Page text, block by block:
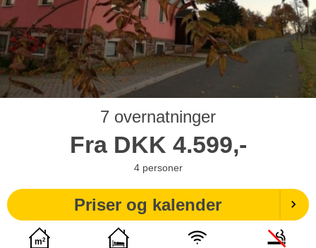
7 overnatninger
Fra DKK 4.599,-
4 personer
Priser og kalender